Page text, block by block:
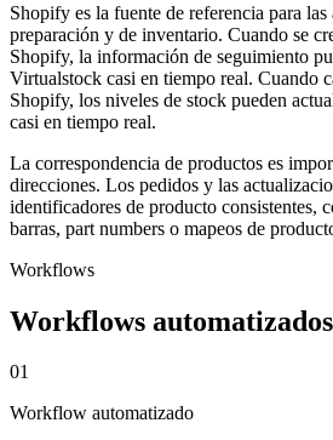
Shopify es la fuente de referencia para
preparación y de inventario. Cuando se
Shopify, la información de seguimiento
Virtualstock casi en tiempo real. Cuando
Shopify, los niveles de stock pueden
casi en tiempo real.
La correspondencia de productos es
direcciones. Los pedidos y las
identificadores de producto consistentes,
barras, part numbers o mapeos de
Workflows
Workflows automatizados
01
Workflow automatizado